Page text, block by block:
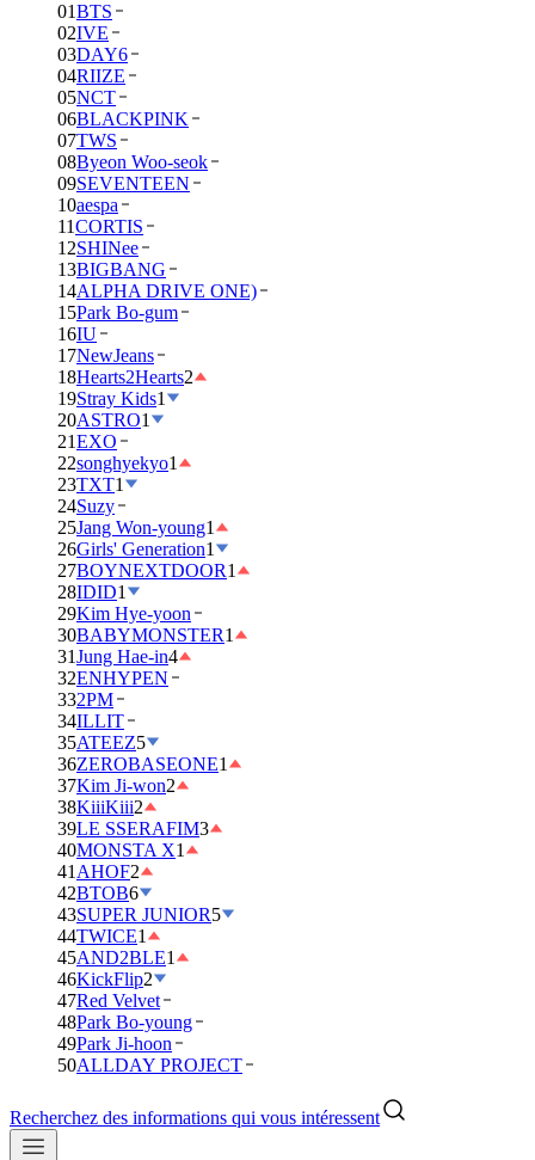
01BTS
02IVE
03DAY6
04RIIZE
05NCT
06BLACKPINK
07TWS
08Byeon Woo-seok
09SEVENTEEN
10aespa
11CORTIS
12SHINee
13BIGBANG
14ALPHA DRIVE ONE)
15Park Bo-gum
16IU
17NewJeans
18Hearts2Hearts2
19Stray Kids1
20ASTRO1
21EXO
22songhyekyo1
23TXT1
24Suzy
25Jang Won-young1
26Girls' Generation1
27BOYNEXTDOOR1
28IDID1
29Kim Hye-yoon
30BABYMONSTER1
31Jung Hae-in4
32ENHYPEN
332PM
34ILLIT
35ATEEZ5
36ZEROBASEONE1
37Kim Ji-won2
38KiiiKiii2
39LE SSERAFIM3
40MONSTA X1
41 AHOF2
42BTOB6
43SUPER JUNIOR5
44TWICE1
45AND2BLE1
46KickFlip2
47Red Velvet
48Park Bo-young
49Park Ji-hoon
50ALLDAY PROJECT
Recherchez des informations qui vous intéressent